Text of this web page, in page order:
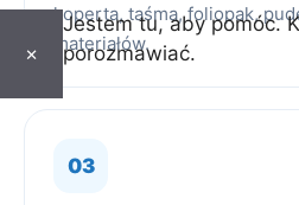
koperta, taśma, foliopak,
materiałów.
×
Jestem tu, aby pomóc.
porozmawiać.